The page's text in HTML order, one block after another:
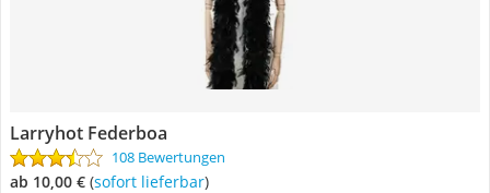
Larryhot Federboa
108 Bewertungen
ab 10,00 € ( Sofort lieferbar)